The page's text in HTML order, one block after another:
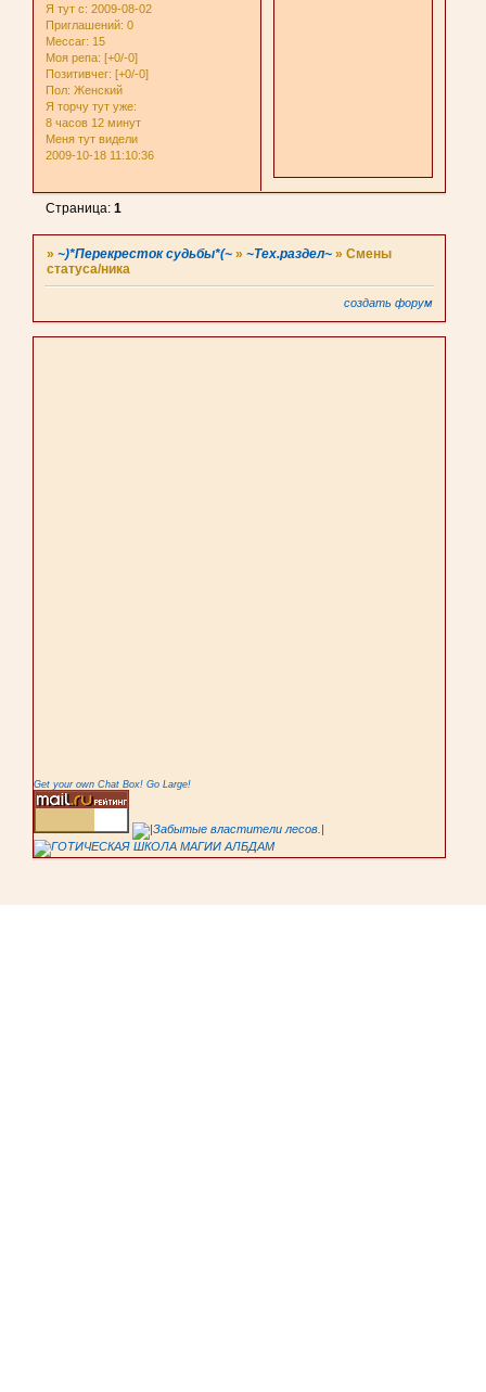
Я тут с: 2009-08-02
Приглашений: 0
Мессаг: 15
Моя репа: [+0/-0]
Позитивчег: [+0/-0]
Пол: Женский
Я торчу тут уже:
8 часов 12 минут
Меня тут видели
2009-10-18 11:10:36
Страница:1
»~)*Перекресток судьбы*(~ »~Тех.раздел~ »Смены
статуса/ника
создать форум
Get your own Chat Box! Go Large!